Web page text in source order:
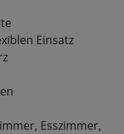
Einsatz
Esszimmer,